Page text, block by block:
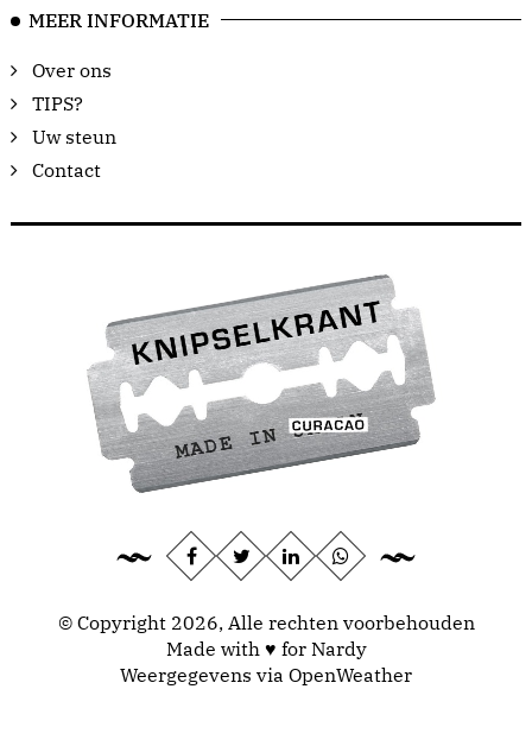
MEER INFORMATIE
Over ons
TIPS?
Uw steun
Contact
© Copyright 2026, Alle rechten voorbehouden
Made with ♥ for Nardy
Weergegevens via OpenWeather